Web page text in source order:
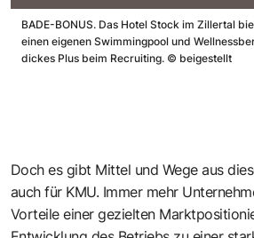
BADE-BONUS. Das Hotel Stock im Zillertal
einen eigenen Swimmingpool und
dickes Plus beim Recruiting. © beigestellt
Doch es gibt Mittel und Wege aus
auch für KMU. Immer mehr
Vorteile einer gezielten